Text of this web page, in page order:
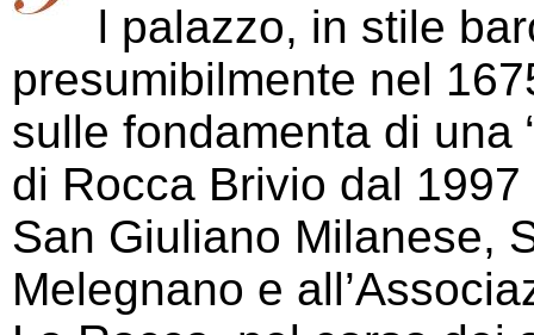
l palazzo, in stile
presumibilmente nel
sulle fondamenta di una
di Rocca Brivio dal
San Giuliano Milanese,
Melegnano e